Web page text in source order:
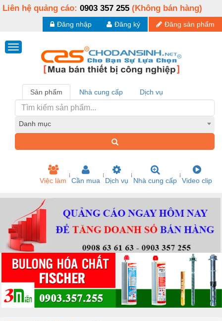
Liên hệ quảng cáo: 0903 357 255 (Không bán hàng)
Đăng sản phẩm
Đăng ký
Đăng nhập
Sản phẩm Nhà cung cấp Dịch vụ
Danh mục
Việc làm Cần mua Dịch vụ Nhà cung cấp Video clip